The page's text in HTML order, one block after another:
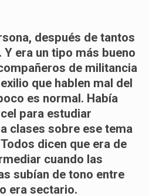
después de tantos
era un tipo más bueno
de militancia
que hablen mal del
es normal. Había
para estudiar
clases sobre ese tema
dicen que era de
cuando las
subían de tono entre
era sectario.